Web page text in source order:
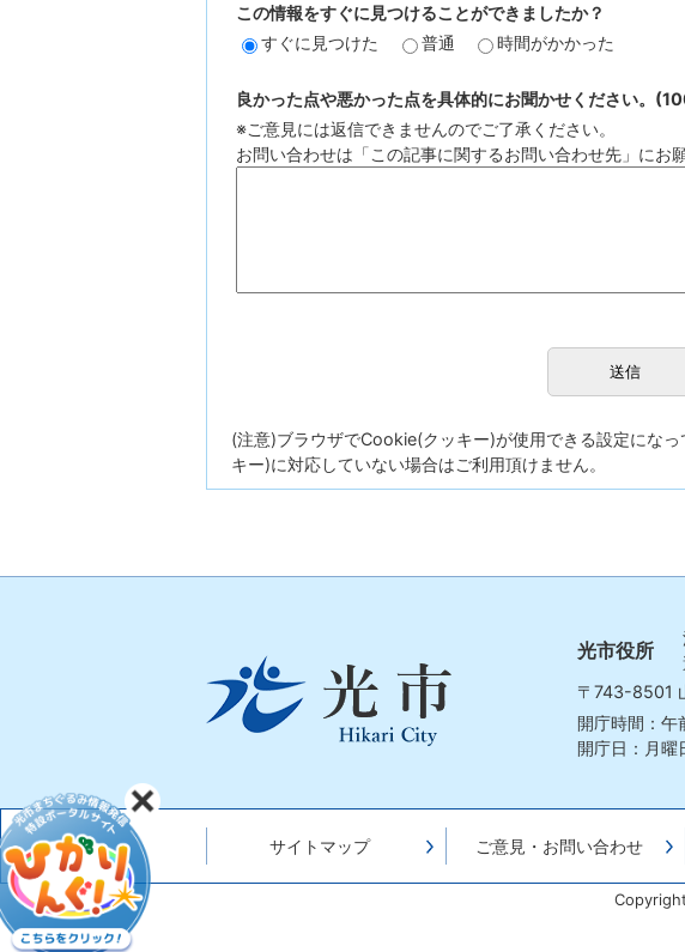
この情報をすぐに見つけることができましたか？
すぐに見つけた
普通 時間がかかった
良かった点や悪かった点を具体的にお聞かせください。
※ご意見には返信できませんのでご了承ください。
お問い合わせは「この記事に関するお問い合わせ先」にお
(注意)ブラウザでCookie(クッキー)が使用できる設定にな
キー)に対応していない場合はご利用頂けません。
Hikari
光市役所
〒743-8501
開庁時間：
開庁日：月曜
サイトマップ ご意見・お問い合わせ